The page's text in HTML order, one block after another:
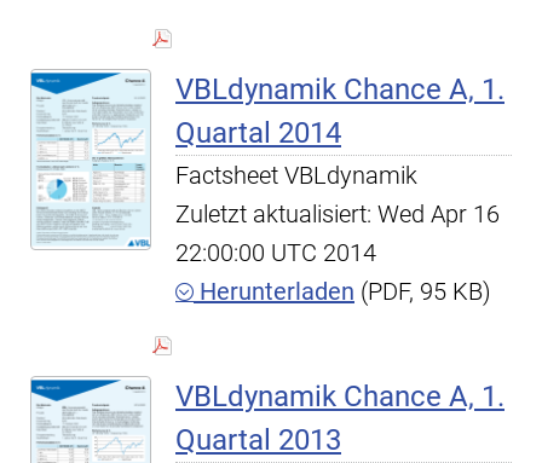
VBLdynamik Chance A, 1.
Quartal 2014
Factsheet VBLdynamik
Zuletzt aktualisiert: Wed Apr 16
22:00:00 UTC 2014
Herunterladen (PDF, 95 KB)
VBLdynamik Chance A, 1.
Quartal 2013